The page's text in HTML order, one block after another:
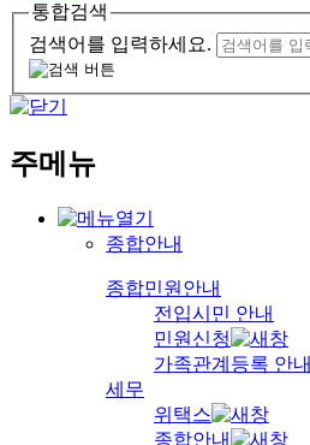
통합검색
검색어를 입력하세요.
주메뉴
종합안내
종합민원안내
전입시민 안내
민원신청
가족관계등록 안내
세무
위택스
종합안내